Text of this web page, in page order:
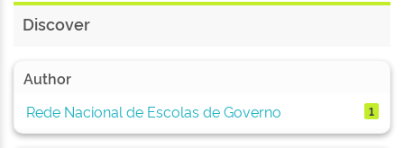
Discover
Author
Rede Nacional de Escolas de Governo
1